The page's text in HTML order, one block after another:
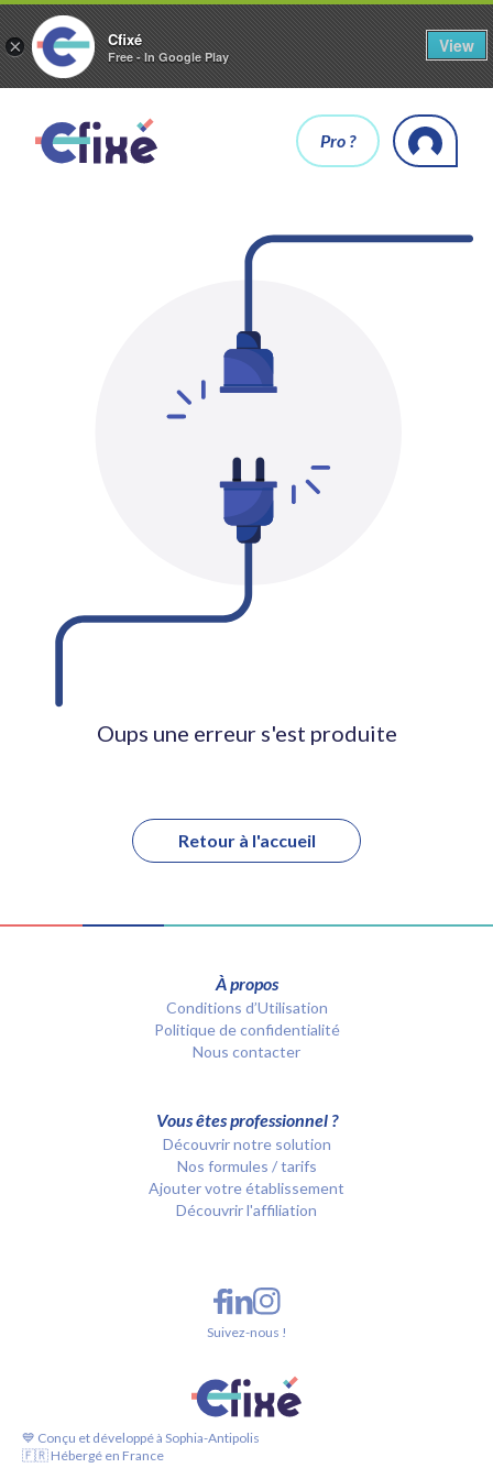
× Cfixé
Free - In Google Play
View
Pro ?
Oups une erreur s'est produite
Retour à l'accueil
À propos
Conditions d’Utilisation
Politique de confidentialité
Nous contacter
Vous êtes professionnel ?
Découvrir notre solution
Nos formules / tarifs
Ajouter votre établissement
Découvrir l'affiliation
💙 Conçu et développé à Sophia-Antipolis
🇫🇷 Hébergé en France
Suivez-nous !